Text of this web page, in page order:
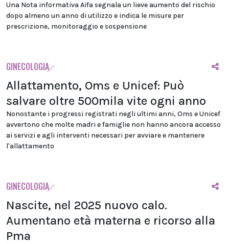
Una Nota informativa Aifa segnala un lieve aumento del rischio
dopo almeno un anno di utilizzo e indica le misure per
prescrizione, monitoraggio e sospensione
GINECOLOGIA
Allattamento, Oms e Unicef: Può
salvare oltre 500mila vite ogni anno
Nonostante i progressi registrati negli ultimi anni, Oms e Unicef
avvertono che molte madri e famiglie non hanno ancora accesso
ai servizi e agli interventi necessari per avviare e mantenere
l'allattamento
GINECOLOGIA
Nascite, nel 2025 nuovo calo.
Aumentano età materna e ricorso alla
Pma